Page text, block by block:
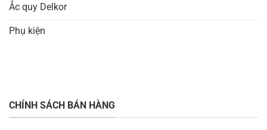
Ắc quy Delkor
Phụ kiện
CHÍNH SÁCH BÁN HÀNG